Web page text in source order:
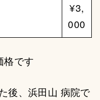
¥3,
000
格です
後、浜田山 病院で